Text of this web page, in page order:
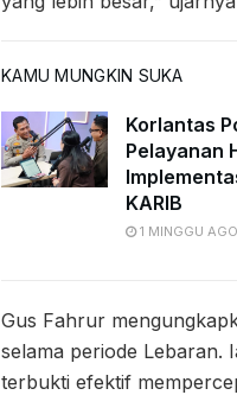
KAMU MUNGKIN SUKA
Korlantas
Pelayanan
KARIB
1 MINGGU AGO
Gus Fahrur
selama periode Lebaran.
terbukti efektif